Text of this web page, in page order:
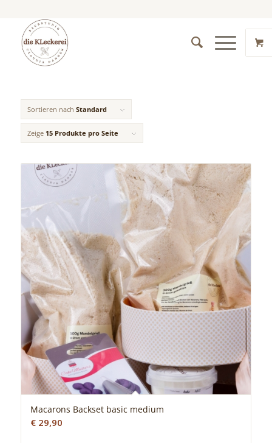
Sortieren nach Standard
Zeige 15 Produkte pro Seite
Macarons Backset basic medium
€29,90